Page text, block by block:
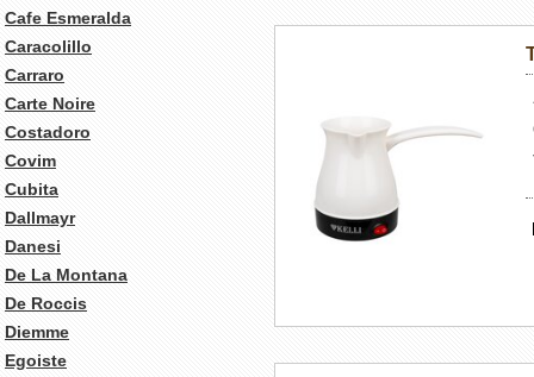
Cafe Esmeralda
Caracolillo
Carraro
Carte Noire
Costadoro
Covim
Cubita
Dallmayr
Danesi
De La Montana
De Roccis
Diemme
Egoiste